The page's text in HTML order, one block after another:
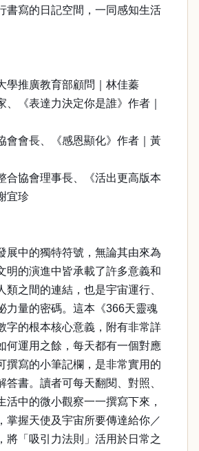
寫的日記空間，一同感知生活
學推廣教育部顧問｜林佳蓁
、《表達力決定你是誰》作者｜
會會長、《感恩顯化》作者｜黃
合協會理事長、《活出更高版本
宜珍
展中的獨特符號，無論其由來為
明的演進中皆承載了許多意義和
類之間的連結，也是宇宙運行、
力量的密碼。這本《366天靈魂
字的根本核心意義，附有非常詳
何運用之餘，每天都有一個對應
撰寫的小筆記欄，是非常實用的
答書。讀者可每天翻閱、對照、
活中的微小觀察一一撰寫下來，
掌握天使及宇宙所要傳達給你／
將「吸引力法則」活用於日常之